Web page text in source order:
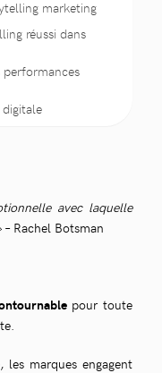
avec laquelle
– Rachel Botsman
pour toute
marques engagent
marketing
réussi dans
marketing
stratégie
marketing